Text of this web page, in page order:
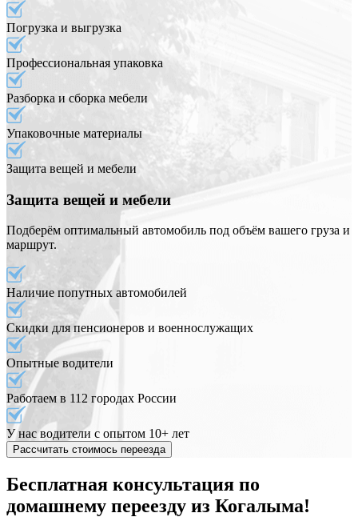
Погрузка и выгрузка
Профессиональная упаковка
Разборка и сборка мебели
Упаковочные материалы
Защита вещей и мебели
Защита вещей и мебели
Подберём оптимальный автомобиль под объём вашего груза и
маршрут.
Наличие попутных автомобилей
Скидки для пенсионеров и военнослужащих
Опытные водители
Работаем в 112 городах России
У нас водители с опытом 10+ лет
Рассчитать стоимось переезда
Бесплатная консультация по
домашнему переезду из Когалыма!